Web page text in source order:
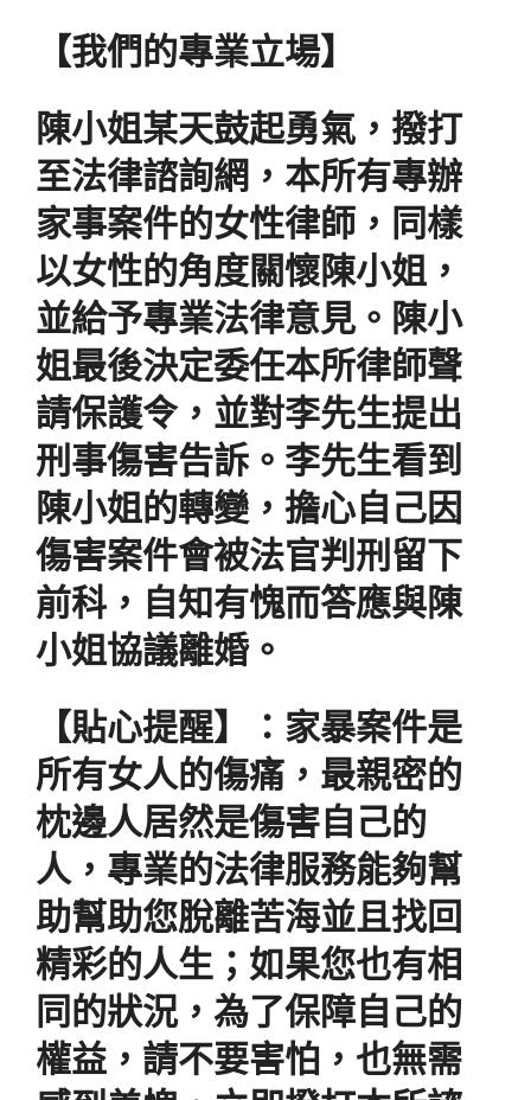
【我們的專業立場】
陳小姐某天鼓起勇氣，撥打
至法律諮詢網，本所有專辦
家事案件的女性律師，同樣
以女性的角度關懷陳小姐，
並給予專業法律意見。陳小
姐最後決定委任本所律師聲
請保護令，並對李先生提出
刑事傷害告訴。李先生看到
陳小姐的轉變，擔心自己因
傷害案件會被法官判刑留下
前科，自知有愧而答應與陳
小姐協議離婚。
【貼心提醒】：家暴案件是
所有女人的傷痛，最親密的
枕邊人居然是傷害自己的
人，專業的法律服務能夠幫
助幫助您脫離苦海並且找回
精彩的人生；如果您也有相
同的狀況，為了保障自己的
權益，請不要害怕，也無需